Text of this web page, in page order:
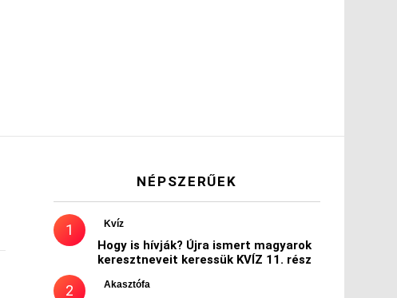
NÉPSZERŰEK
Kvíz
Hogy is hívják? Újra ismert magyarok
keresztneveit keressük KVÍZ 11. rész
Akasztófa